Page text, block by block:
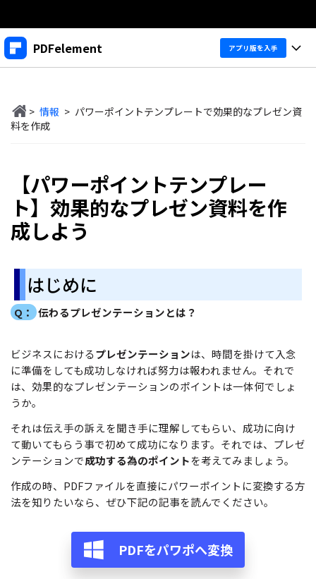
製品
概要
ソリューション
企業情報
サポート
PDFelement アプリ版を入手
デスクトップ
PDFelement Mac版
アプリ
Cloud
PDF オンラインツール
PDF を圧縮
PDF を結合
PDF をトリミング
製品機能
PDF 作成
PDF 変換
PDF 編集
PDF フォーム
OCR
PDF 結合
PDF 圧縮
ページ処理
トリミング
一括処理
共有・保護
PDF 共有
個人向け
法人向け
教育向け
製品ガイド
Windowsユーザー向け
iOSユーザー向け
PDFelement 12へ
アップグレード！
ヘルプ＆リソース
PDFに関するコツ
教育現場で活用
確定申告
テレワークに関する
活用Tips
活用教室
役立つPDFテンプレート
PowerPointテンプレート
年賀状テンプレート
無料ダウンロード
検索
> 情報 > パワーポイントテンプレートで効果的なプレゼン資
料を作成
【パワーポイントテンプレー
ト】効果的なプレゼン資料を作
成しよう
はじめに
Q： 伝わるプレゼンテーションとは？
ビジネスにおけるプレゼンテーションは、時間を掛けて入念
に準備をしても成功しなければ努力は報われません。それで
は、効果的なプレゼンテーションのポイントは一体何でしょ
うか。
それは伝え手の訴えを聞き手に理解してもらい、成功に向け
て動いてもらう事で初めて成功になります。それでは、プレゼ
ンテーションで成功する為のポイントを考えてみましょう。
作成の時、PDFファイルを直接にパワーポイントに変換する方
法を知りたいなら、ぜひ下記の記事を読んでください。
PDFをパワポへ変換